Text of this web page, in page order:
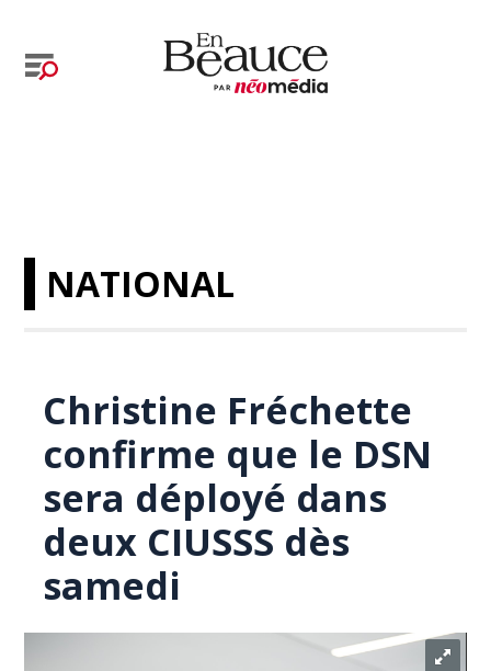
NATIONAL
Christine Fréchette
confirme que le DSN
sera déployé dans
deux CIUSSS dès
samedi